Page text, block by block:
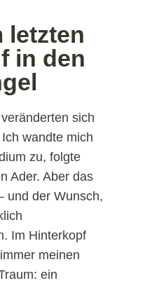
letzten
in den
sich
wandte mich
zu, folgte
Ader. Aber das
und der Wunsch,
Im Hinterkopf
meinen
ein